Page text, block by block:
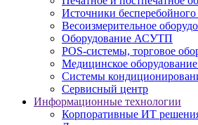
Источники
Весоизмерительное
Оборудование АСУТП
POS-системы, торговое
Медицинское
Системы
Сервисный центр
Информационные технологии
Корпоративные ИТ